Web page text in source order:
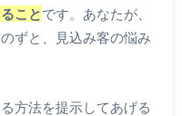
ことです。あなたが、
ずと、見込み客の悩み
方法を提示してあげる